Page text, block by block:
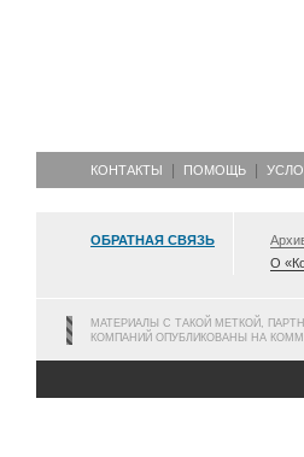
КОНТАКТЫ ПОМОЩЬ
ОБРАТНАЯ СВЯЗЬ
О
МАТЕРИАЛЫ С ТАКОЙ МЕТКОЙ,
КОМПАНИЙ ОПУБЛИКОВАНЫ НА